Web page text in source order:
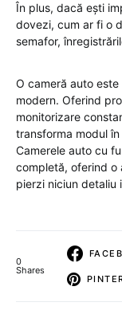
În plus, dacă ești
dovezi, cum ar fi o
semafor,
O cameră auto
modern. Oferind
monitorizare
transforma modul
Camerele auto cu
completă, oferind o
pierzi niciun detaliu
0
Shares